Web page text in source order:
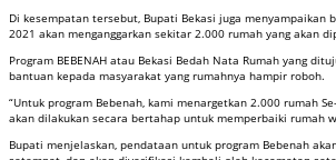
Di kesempatan tersebut, Bupati Bekasi juga menyampaikan
2021 akan menganggarkan sekitar 2.000 rumah yang akan
Program BEBENAH atau Bekasi Bedah Nata Rumah yang
bantuan kepada masyarakat yang rumahnya hampir roboh.
“Untuk program Bebenah, kami menargetkan 2.000 rumah
akan dilakukan secara bertahap untuk memperbaiki rumah
Bupati menjelaskan, pendataan untuk program Bebenah